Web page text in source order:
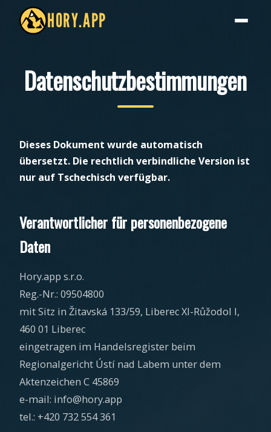
HORY.APP
Datenschutzbestimmungen
Dieses Dokument wurde automatisch
übersetzt. Die rechtlich verbindliche Version ist
nur auf Tschechisch verfügbar.
Verantwortlicher für personenbezogene
Daten
Hory.app s.r.o.
Reg.-Nr.: 09504800
mit Sitz in Žitavská 133/59, Liberec XI-Růžodol I,
460 01 Liberec
eingetragen im Handelsregister beim
Regionalgericht Ústí nad Labem unter dem
Aktenzeichen C 45869
e-mail: info@hory.app
tel.: +420 732 554 361